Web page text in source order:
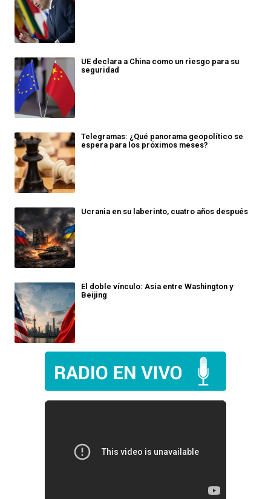
UE declara a China como un riesgo para su
seguridad
Telegramas: ¿Qué panorama geopolítico se
espera para los próximos meses?
Ucrania en su laberinto, cuatro años después
El doble vínculo: Asia entre Washington y
Beijing